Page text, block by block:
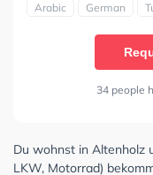
Arabic German
34 people
Du wohnst in Altenholz
LKW, Motorrad)